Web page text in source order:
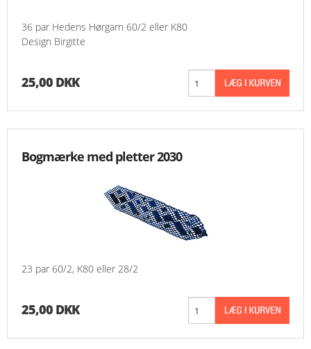
36 par Hedens Hørgarn 60/2 eller K80
Design Birgitte
25,00 DKK
Bogmærke med pletter 2030
23 par 60/2, K80 eller 28/2
25,00 DKK